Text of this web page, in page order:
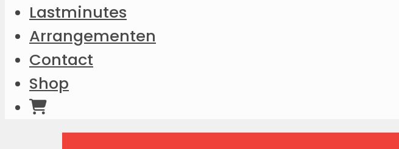
Lastminutes
Arrangementen
Contact
Shop